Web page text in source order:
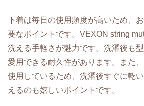
下着は毎日の使用頻度が高いため、
要なポイントです。VEXON string
洗える手軽さが魅力です。洗濯後も
愛用できる耐久性があります。また
使用しているため、洗濯後すぐに乾
えるのも嬉しいポイントです。